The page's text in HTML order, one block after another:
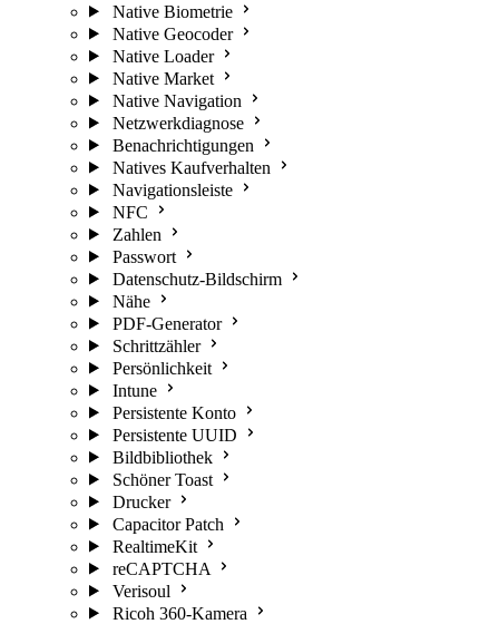
Native Biometrie
Native Geocoder
Native Loader
Native Market
Native Navigation
Netzwerkdiagnose
Benachrichtigungen
Natives Kaufverhalten
Navigationsleiste
NFC
Zahlen
Passwort
Datenschutz-Bildschirm
Nähe
PDF-Generator
Schrittzähler
Persönlichkeit
Intune
Persistente Konto
Persistente UUID
Bildbibliothek
Schöner Toast
Drucker
Capacitor Patch
RealtimeKit
reCAPTCHA
Verisoul
Ricoh 360-Kamera